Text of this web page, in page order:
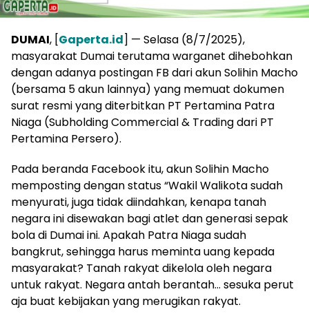
DUMAI, [Gaperta.id] — Selasa (8/7/2025),
masyarakat Dumai terutama warganet dihebohkan
dengan adanya postingan FB dari akun Solihin Macho
(bersama 5 akun lainnya) yang memuat dokumen
surat resmi yang diterbitkan PT Pertamina Patra
Niaga (Subholding Commercial & Trading dari PT
Pertamina Persero).
Pada beranda Facebook itu, akun Solihin Macho
memposting dengan status “Wakil Walikota sudah
menyurati, juga tidak diindahkan, kenapa tanah
negara ini disewakan bagi atlet dan generasi sepak
bola di Dumai ini. Apakah Patra Niaga sudah
bangkrut, sehingga harus meminta uang kepada
masyarakat? Tanah rakyat dikelola oleh negara
untuk rakyat. Negara antah berantah… sesuka perut
aja buat kebijakan yang merugikan rakyat.